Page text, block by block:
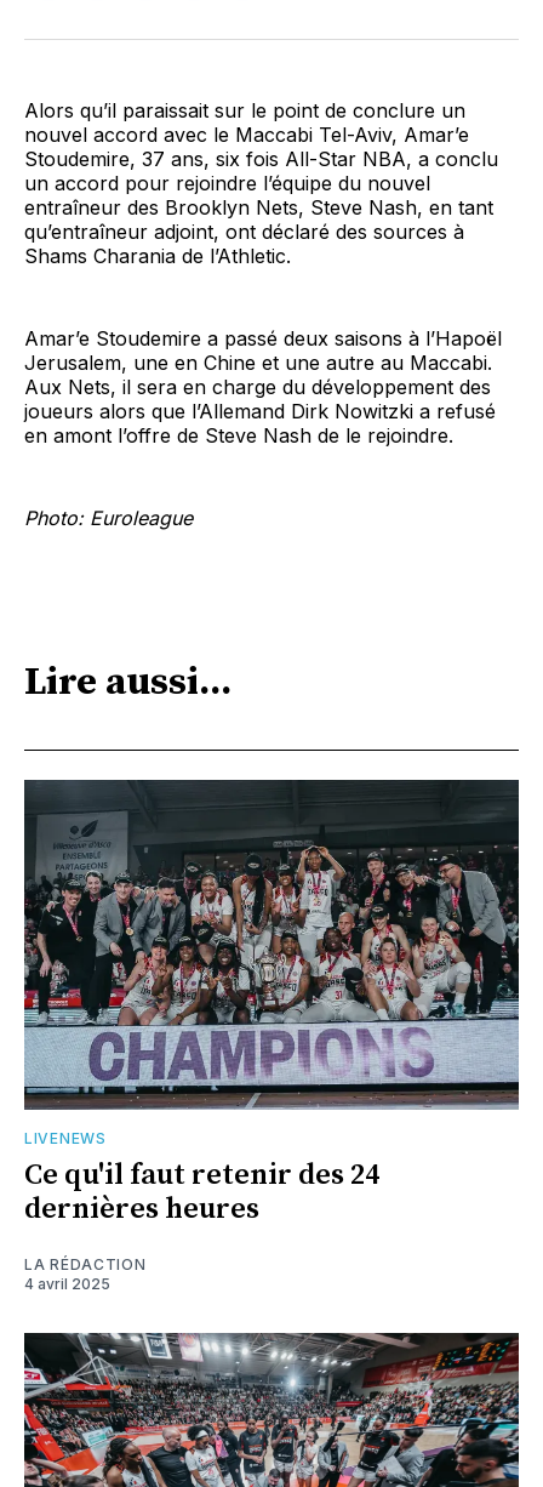
Facebook
LinkedInWhatsApp
Courriel
Alors qu’il paraissait sur le point de conclure un
nouvel accord avec le Maccabi Tel-Aviv, Amar’e
Stoudemire, 37 ans, six fois All-Star NBA, a conclu
un accord pour rejoindre l’équipe du nouvel
entraîneur des Brooklyn Nets, Steve Nash, en tant
qu’entraîneur adjoint, ont déclaré des sources à
Shams Charania de l’Athletic.
Amar’e Stoudemire a passé deux saisons à l’Hapoël
Jerusalem, une en Chine et une autre au Maccabi.
Aux Nets, il sera en charge du développement des
joueurs alors que l’Allemand Dirk Nowitzki a refusé
en amont l’offre de Steve Nash de le rejoindre.
Photo: Euroleague
Lire aussi...
LIVENEWS
Ce qu'il faut retenir des 24
dernières heures
LA RÉDACTION
4 avril 2025